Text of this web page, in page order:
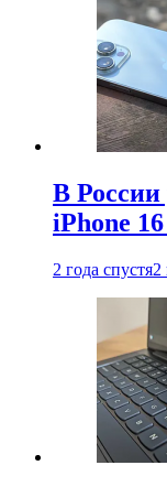
В России
iPhone
2 года спустя2